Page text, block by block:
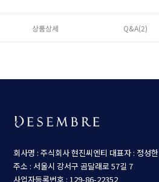
상품상세 Q&A(2)
회사명 : 주식회사 현진씨엔티 대표자 : 정성한
주소 : 서울시 강서구 곰달래로 57길 7
사업자등록번호 : 129-86-22352